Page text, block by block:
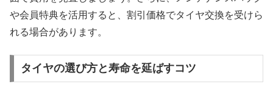
や会員特典を活用すると、割引価格でタイヤ交換を受けら
れる場合があります。
タイヤの選び方と寿命を延ばすコツ